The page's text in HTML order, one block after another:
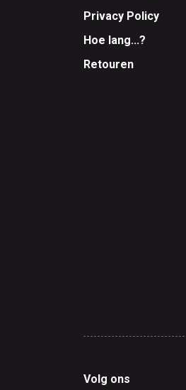
Privacy Policy
Hoe lang...?
Retouren
Volg ons